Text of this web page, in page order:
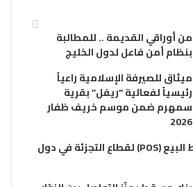
من أوراقي القديمة .. للمطالبة
بنظام أمن فاعل لدول الخليج
ميثاق للصيرفة الإسلامية راعياً
رئيسياً لفعالية “ريفل” بقرية
سمهرم ضمن موسم خريف ظفار
2026
زوهو تطلق حل نقاط البيع (POS) لقطاع التجزئة في دول